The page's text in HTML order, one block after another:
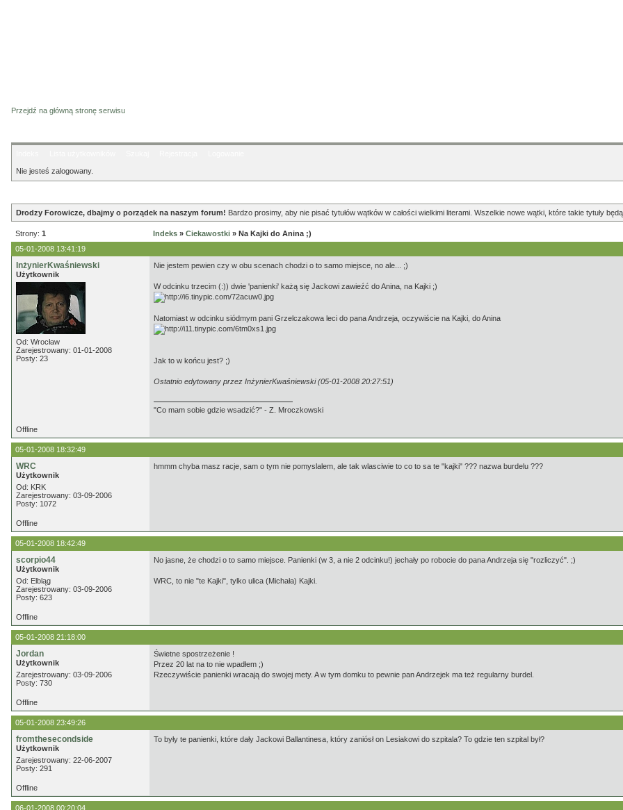
Przejdź na główną stronę serwisu
Nie jesteś zalogowany.
Drodzy Forowicze, dbajmy o porządek na naszym forum! Bardzo prosimy, aby nie pisać tytułów wątków w całości wielkimi literami. Wszelkie nowe wątki, które takie tytuły
Strony: 1 Indeks » Ciekawostki » Na Kajki do Anina ;)
05-01-2008 13:41:19
InżynierKwaśniewski
Użytkownik
Od: Wrocław
Zarejestrowany: 01-01-2008
Posty: 23
Nie jestem pewien czy w obu scenach chodzi o to samo miejsce, no ale... ;)
W odcinku trzecim (:)) dwie 'panienki' każą się Jackowi zawieźć do Anina, na Kajki ;)
Natomiast w odcinku siódmym pani Grzelczakowa leci do pana Andrzeja, oczywiście na Kajki, do Anina
Jak to w końcu jest? ;)
Ostatnio edytowany przez InżynierKwaśniewski (05-01-2008 20:27:51)
"Co mam sobie gdzie wsadzić?" - Z. Mroczkowski
Offline
05-01-2008 18:32:49
WRC
Użytkownik
Od: KRK
Zarejestrowany: 03-09-2006
Posty: 1072
hmmm chyba masz racje, sam o tym nie pomyslalem, ale tak wlasciwie to co to sa te "kajki" ??? nazwa burdelu ???
Offline
05-01-2008 18:42:49
scorpio44
Użytkownik
Od: Elbląg
Zarejestrowany: 03-09-2006
Posty: 623
No jasne, że chodzi o to samo miejsce. Panienki (w 3, a nie 2 odcinku!) jechały po robocie do pana Andrzeja się "rozliczyć". ;)
WRC, to nie "te Kajki", tylko ulica (Michała) Kajki.
Offline
05-01-2008 21:18:00
Jordan
Użytkownik
Zarejestrowany: 03-09-2006
Posty: 730
Świetne spostrzeżenie !
Przez 20 lat na to nie wpadłem ;)
Rzeczywiście panienki wracają do swojej mety. A w tym domku to pewnie pan Andrzejek ma też regularny burdel.
Offline
05-01-2008 23:49:26
fromthesecondside
Użytkownik
Zarejestrowany: 22-06-2007
Posty: 291
To były te panienki, które dały Jackowi Ballantinesa, który zaniósł on Lesiakowi do szpitala? To gdzie ten szpital był?
Offline
06-01-2008 00:20:04